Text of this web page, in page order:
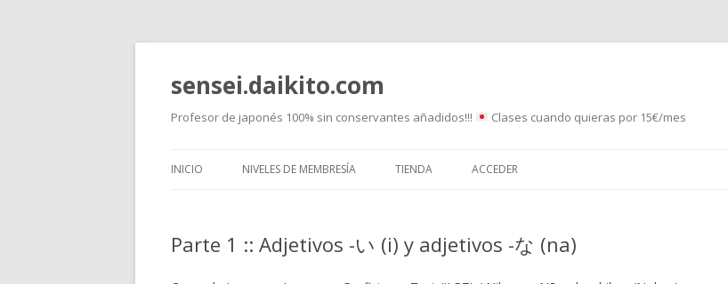
sensei.daikito.com
Profesor de japonés 100% sin conservantes añadidos!!! Clases cuando quieras por 15€/mes
INICIO
JLPT
CURIOSIDADES DE JAPÓN
NIVELES DE MEMBRESÍA TIENDA ACCEDER
Parte 1 :: Adjetivos -い (i) y adjetivos -な (na)